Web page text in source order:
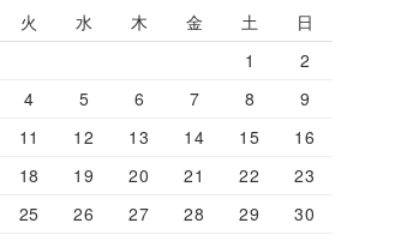
火 水 木 金 土
日
1
2
4 5 6 7 8
9
11 12 13 14 15
16
18 19 20 21 22
23
25 26 27 28 29
30